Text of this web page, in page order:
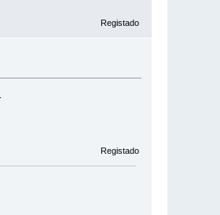
Registado
Registado